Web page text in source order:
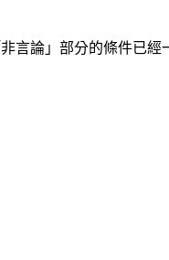
言論」部分的條件已經